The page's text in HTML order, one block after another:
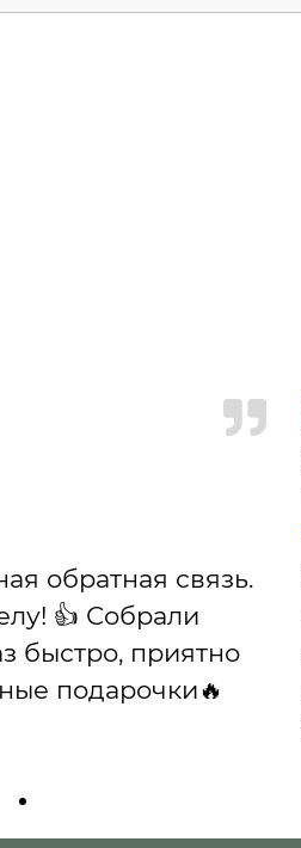
обратная связь.
👍 Собрали
быстро, приятно
подарочки🔥